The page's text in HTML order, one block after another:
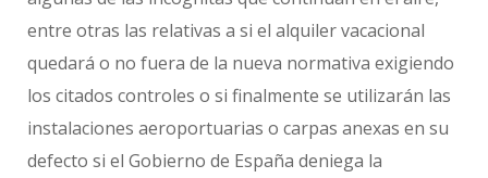
entre otras las relativas a si el alquiler vacacional
quedará o no fuera de la nueva normativa exigiendo
los citados controles o si finalmente se utilizarán las
instalaciones aeroportuarias o carpas anexas en su
defecto si el Gobierno de España deniega la